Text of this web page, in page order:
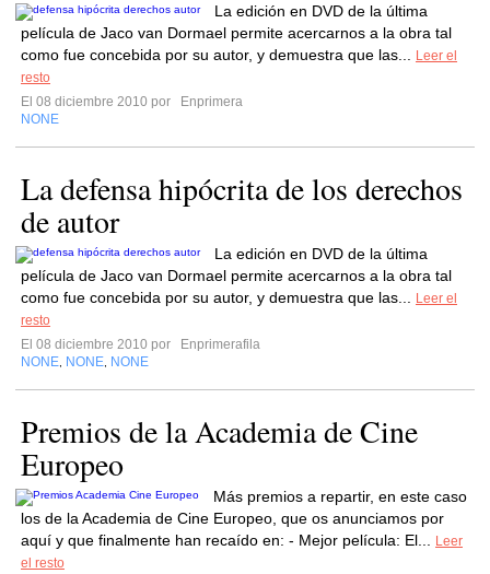
La edición en DVD de la última
película de Jaco van Dormael permite acercarnos a la obra tal
como fue concebida por su autor, y demuestra que las...
Leer el
resto
El 08 diciembre 2010 por
Enprimera
NONE
La defensa hipócrita de los derechos
de autor
La edición en DVD de la última
película de Jaco van Dormael permite acercarnos a la obra tal
como fue concebida por su autor, y demuestra que las...
Leer el
resto
El 08 diciembre 2010 por
Enprimerafila
NONE NONE NONE
Premios de la Academia de Cine
Europeo
Más premios a repartir, en este caso
los de la Academia de Cine Europeo, que os anunciamos por
aquí y que finalmente han recaído en: - Mejor película: El...
Leer
el resto